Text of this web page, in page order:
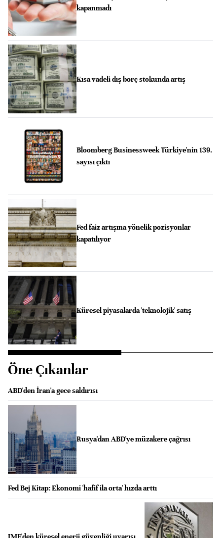
kapanmadı
Kısa vadeli dış borç stokunda artış
Bloomberg Businessweek Türkiye'nin 139.
sayısı çıktı
Fed faiz artışına yönelik pozisyonlar
kapatılıyor
Küresel piyasalarda 'teknolojik' satış
Öne Çıkanlar
ABD'den İran'a gece saldırısı
Rusya'dan ABD'ye müzakere çağrısı
Fed Bej Kitap: Ekonomi 'hafif ila orta' hızda arttı